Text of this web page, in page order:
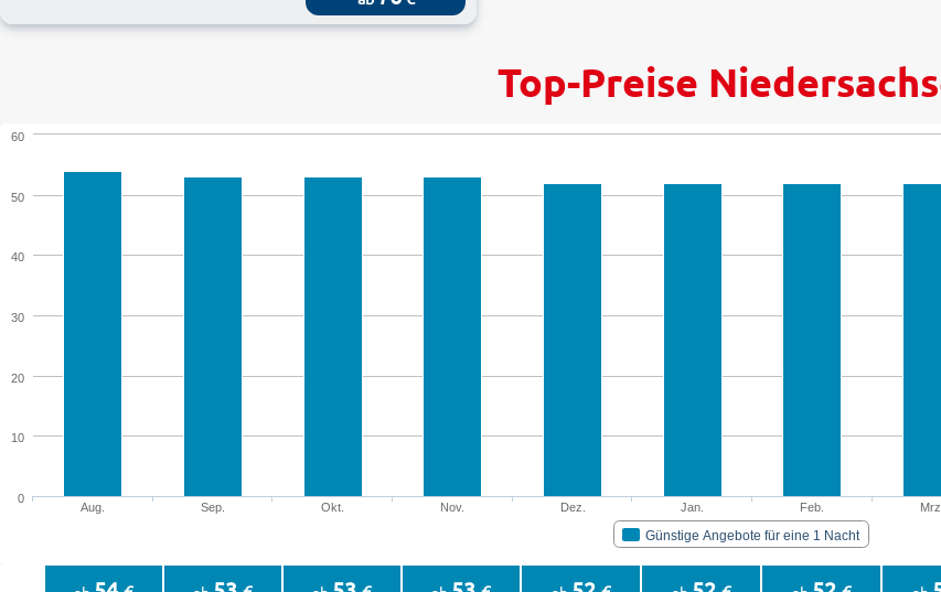
Top-Preise
Günstige Angebote für eine 1 Nacht
Aug. Sep. Okt. Nov. Dez. Jan. Feb. Mrz.
0
10
20
30
40
50
60